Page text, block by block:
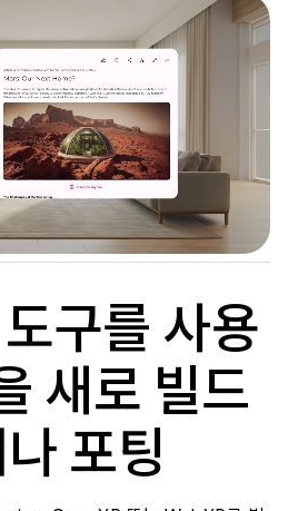
구를 사용
새로 빌드
포팅